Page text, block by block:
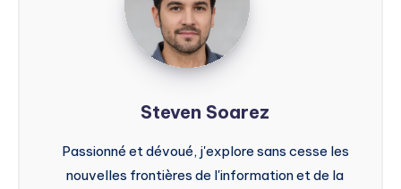
Steven Soarez
Passionné et dévoué, j'explore sans cesse les
nouvelles frontières de l'information et de la